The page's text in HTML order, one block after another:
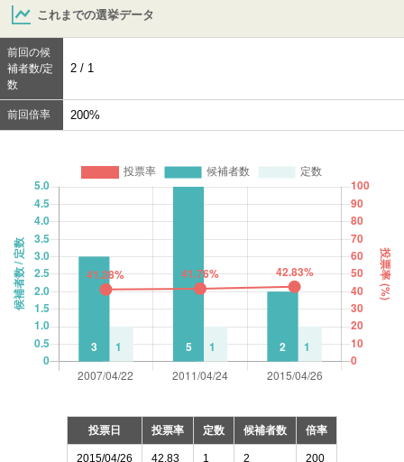
これまでの選挙データ
前回の候
補者数/定
数
2 / 1
前回倍率 200%
投票日 投票率 定数 候補者数 倍率
2015/04/26 42.83 1 2 200